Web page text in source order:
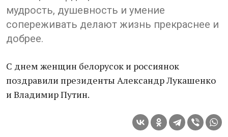
мудрость, душевность и умение
сопереживать делают жизнь прекраснее и
добрее.
С днем женщин белорусок и россиянок
поздравили президенты Александр Лукашенко
и Владимир Путин.